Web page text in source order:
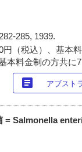
282-285, 1939.
（税込）、基本
料金制の方共に
article アブスト
= Salmonella